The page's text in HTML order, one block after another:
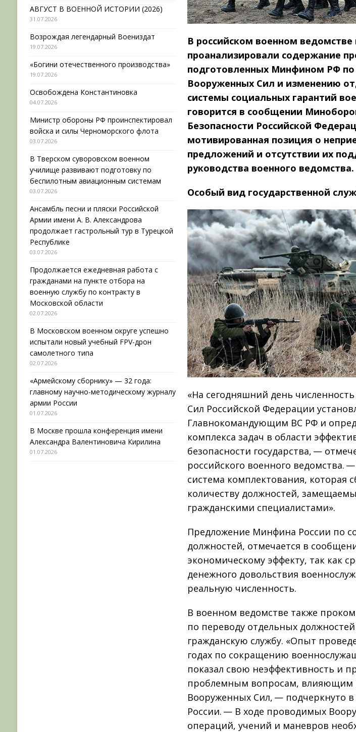
В российском военном
проанализировали содержание
подготовленных Минфином РФ
Вооруженных Сил и изменению
системы социальных гарантий
говорится в сообщении
Безопасности Российской
мотивированная позиция о
предложений и отсутствии их
руководства военного ведомства.
Особый вид государственной
«На сегодняшний день
Сил Российской Федерации
Главнокомандующим ВС РФ и
комплекса задач в области
безопасности государства, —
российского военного ведомства.
система комплектования, которая
количеству должностей,
гражданскими специалистами».
Предложение Минфина России по
должностей, отмечается в
экономическому эффекту, так как
денежного довольствия
реальную численность.
В военном ведомстве также
по переводу отдельных
гражданскую службу. «Опыт
годах по сокращению
показал свою неэффективность и
проблемным вопросам, влияющим
Вооруженных Сил, — подчеркнуто
России. — В ходе проводимых
операций, учений и маневров
АВГУСТ В ВОЕННОЙ ИСТОРИИ (2026)
31.07.2026
Возрождая легендарный Воениздат
19.07.2026
«Богини отечественного производства»
19.07.2026
Освобождена Константиновка
04.07.2026
Министр обороны РФ проинспектировал
войска и силы Черноморского флота
03.07.2026
В Тверском суворовском военном
училище развивают подготовку по
беспилотным авиационным системам
03.07.2026
Ансамбль песни и пляски Российской
Армии имени А. В. Александрова
продолжает гастрольный тур в Турецкой
Республике
03.07.2026
Продолжается ежедневная работа с
гражданами на пункте отбора на
военную службу по контракту в
Московской области
02.07.2026
В Московском военном округе успешно
испытали новый учебный FPV-дрон
самолетного типа
02.07.2026
«Армейскому сборнику» — 32 года:
главному научно-методическому журналу
армии России
01.07.2026
В Москве прошла конференция имени
Александра Валентиновича Кирилина
01.07.2026